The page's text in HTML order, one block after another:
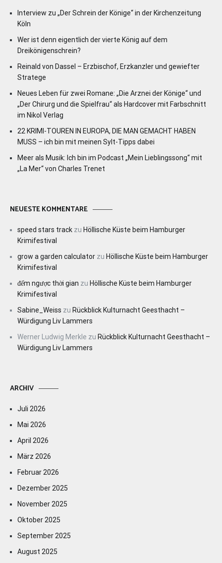
Interview zu „Der Schrein der Könige“ in der Kirchenzeitung
Köln
Wer ist denn eigentlich der vierte König auf dem
Dreikönigenschrein?
Reinald von Dassel – Erzbischof, Erzkanzler und gewiefter
Stratege
Neues Leben für zwei Romane: „Die Arznei der Könige“ und
„Der Chirurg und die Spielfrau“ als Hardcover mit Farbschnitt
im Nikol Verlag
22 KRIMI-TOUREN IN EUROPA, DIE MAN GEMACHT HABEN
MUSS – ich bin mit meinen Sylt-Tipps dabei
Meer als Musik: Ich bin im Podcast „Mein Lieblingssong“ mit
„La Mer“ von Charles Trenet
NEUESTE KOMMENTARE
speed stars track zu Höllische Küste beim Hamburger
Krimifestival
grow a garden calculator zu Höllische Küste beim Hamburger
Krimifestival
đếm ngược thời gian zu Höllische Küste beim Hamburger
Krimifestival
Sabine_Weiss zu Rückblick Kulturnacht Geesthacht –
Würdigung Liv Lammers
Werner Ludwig Merkle zu Rückblick Kulturnacht Geesthacht –
Würdigung Liv Lammers
ARCHIV
Juli 2026
Mai 2026
April 2026
März 2026
Februar 2026
Dezember 2025
November 2025
Oktober 2025
September 2025
August 2025